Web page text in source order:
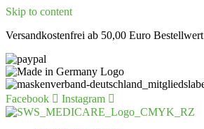
Skip to content
Versandkostenfrei ab 50,00 Euro Bestellwert
Facebook Instagram